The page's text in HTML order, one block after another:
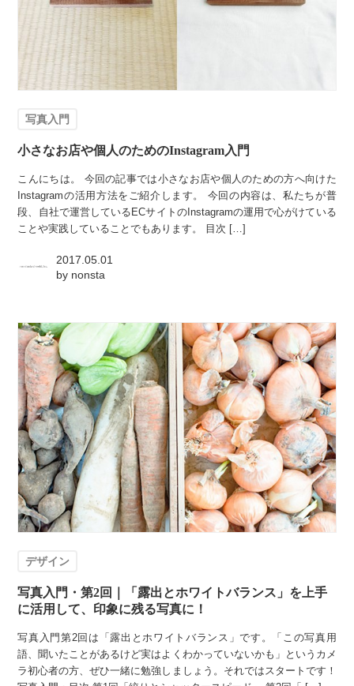
写真入門
小さなお店や個人のためのInstagram入門
こんにちは。 今回の記事では小さなお店や個人のための方へ向けた
Instagramの活用方法をご紹介します。 今回の内容は、私たちが普
段、自社で運営しているECサイトのInstagramの運用で心がけている
ことや実践していることでもあります。 目次 […]
2017.05.01
by nonsta
デザイン
写真入門・第2回｜「露出とホワイトバランス」を上手
に活用して、印象に残る写真に！
写真入門第2回は「露出とホワイトバランス」です。「この写真用
語、聞いたことがあるけど実はよくわかっていないかも」というカメ
ラ初心者の方、ぜひ一緒に勉強しましょう。それではスタートです！